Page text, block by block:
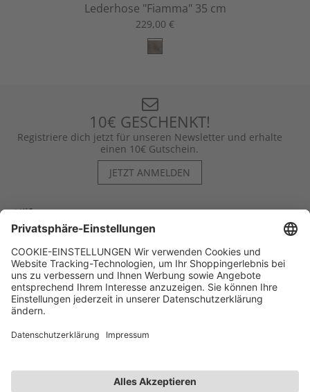
Lederhose "Fiamma" 35 cm
229,00 €
10€ GESCHENKT!
Registriere dich jetzt für unseren Newsletter und erhalte
einen 10€ Gutschein.
JETZT ANMELDEN
Hilfe
Kontakt
Kategorien